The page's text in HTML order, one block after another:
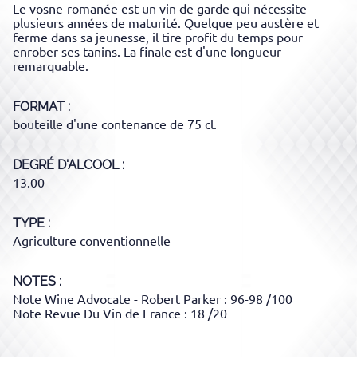
Le vosne-romanée est un vin de garde qui nécessite
plusieurs années de maturité. Quelque peu austère et
ferme dans sa jeunesse, il tire profit du temps pour
enrober ses tanins. La finale est d'une longueur
remarquable.
FORMAT
bouteille d'une contenance de 75 cl.
DEGRÉ D'ALCOOL
13.00
TYPE
Agriculture conventionnelle
NOTES :
Note Wine Advocate - Robert Parker : 96-98 /100
Note Revue Du Vin de France : 18 /20